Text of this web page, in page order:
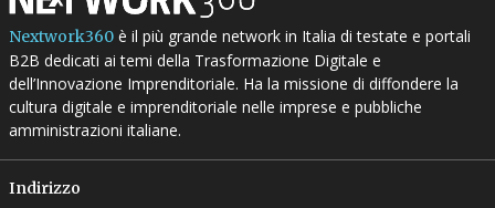
Nextwork360è il più grande network in Italia di testate e portali
B2B dedicati ai temi della Trasformazione Digitale e
dell’Innovazione Imprenditoriale. Ha la missione di diffondere la
cultura digitale e imprenditoriale nelle imprese e pubbliche
amministrazioni italiane.
Indirizzo